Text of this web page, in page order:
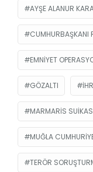
AYŞE ALANUR
CUMHURBAŞKANI
EMNIYET
GÖZALTI
MARMARIS
MUĞLA
TERÖR